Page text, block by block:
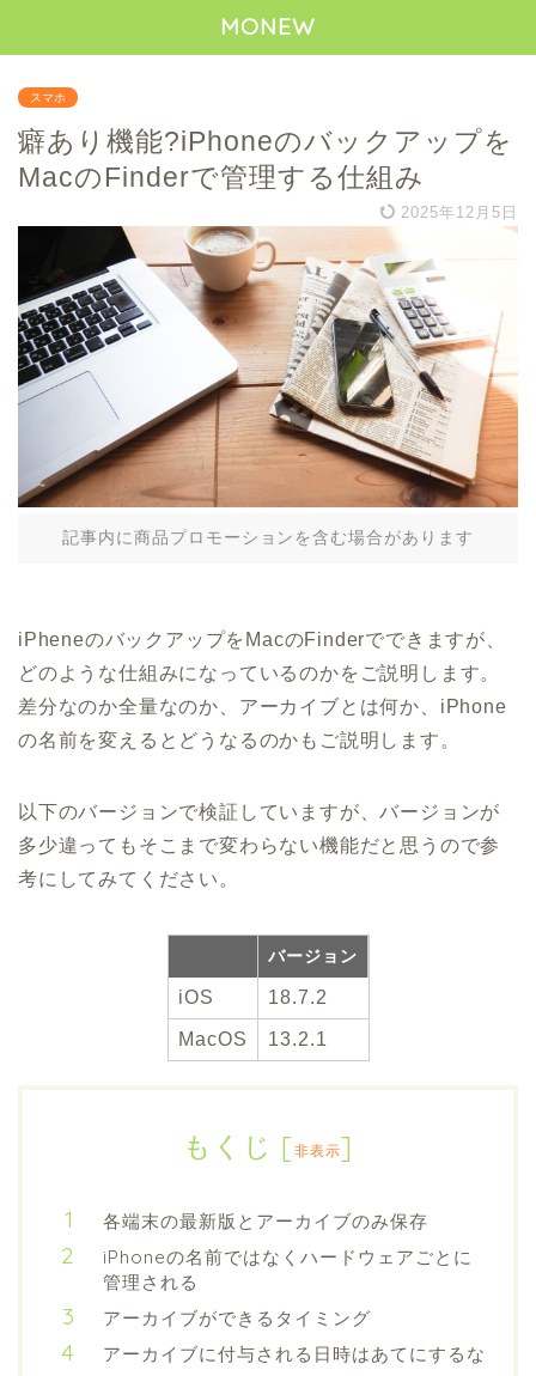
MONEW
スマホ
癖あり機能?iPhoneのバックアップを
MacのFinderで管理する仕組み
2025年12月5日
記事内に商品プロモーションを含む場合があります
iPheneのバックアップをMacのFinderでできますが、
どのような仕組みになっているのかをご説明します。
差分なのか全量なのか、アーカイブとは何か、iPhone
の名前を変えるとどうなるのかもご説明します。
以下のバージョンで検証していますが、バージョンが
多少違ってもそこまで変わらない機能だと思うので参
考にしてみてください。
バージョン
iOS 18.7.2
MacOS 13.2.1
もくじ [非表示]
各端末の最新版とアーカイブのみ保存
iPhoneの名前ではなくハードウェアごとに
管理される
アーカイブができるタイミング
アーカイブに付与される日時はあてにするな